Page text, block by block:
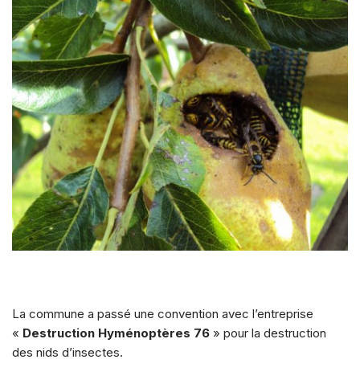
La commune a passé une convention avec l’entreprise
« Destruction Hyménoptères 76 » pour la destruction
des nids d’insectes.